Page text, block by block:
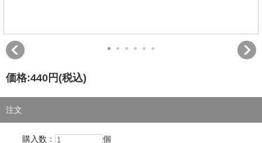
価格:440円 (税込)
注文
購入数： 個